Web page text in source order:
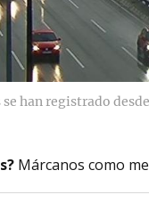
han registrado
Márcanos como